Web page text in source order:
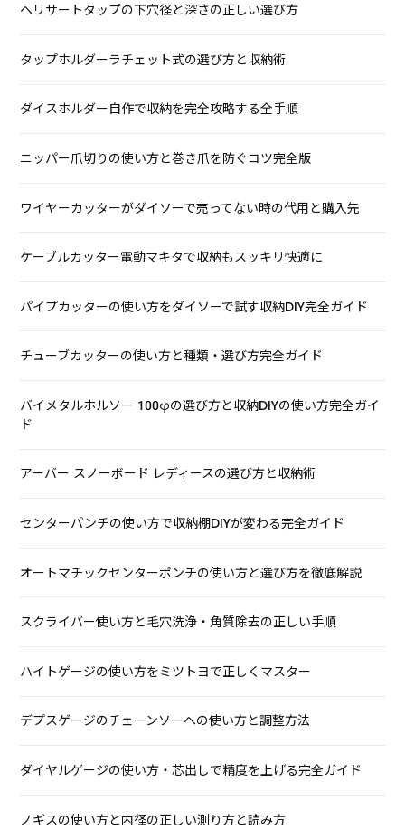
ヘリサートタップの下穴径と深さの正しい選び方
タップホルダーラチェット式の選び方と収納術
ダイスホルダー自作で収納を完全攻略する全手順
ニッパー爪切りの使い方と巻き爪を防ぐコツ完全版
ワイヤーカッターがダイソーで売ってない時の代用と購入先
ケーブルカッター電動マキタで収納もスッキリ快適に
パイプカッターの使い方をダイソーで試す収納DIY完全ガイド
チューブカッターの使い方と種類・選び方完全ガイド
バイメタルホルソー 100φの選び方と収納DIYの使い方完全ガイ
ド
アーバー スノーボード レディースの選び方と収納術
センターパンチの使い方で収納棚DIYが変わる完全ガイド
オートマチックセンターポンチの使い方と選び方を徹底解説
スクライバー使い方と毛穴洗浄・角質除去の正しい手順
ハイトゲージの使い方をミツトヨで正しくマスター
デプスゲージのチェーンソーへの使い方と調整方法
ダイヤルゲージの使い方・芯出しで精度を上げる完全ガイド
ノギスの使い方と内径の正しい測り方と読み方